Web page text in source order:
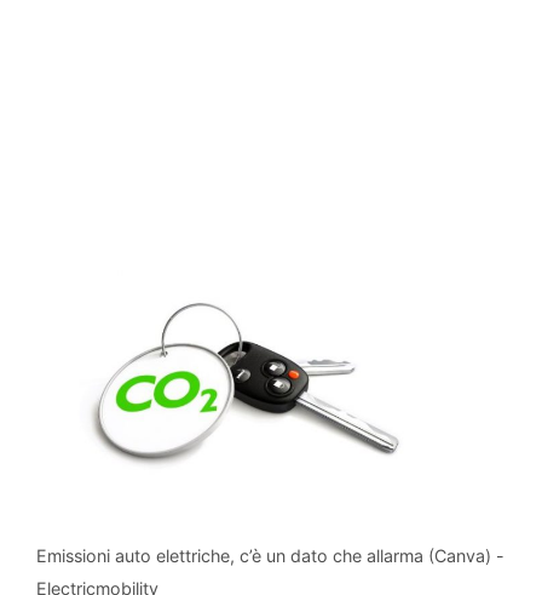
Emissioni auto elettriche, c’è un dato che allarma (Canva) -
Electricmobility